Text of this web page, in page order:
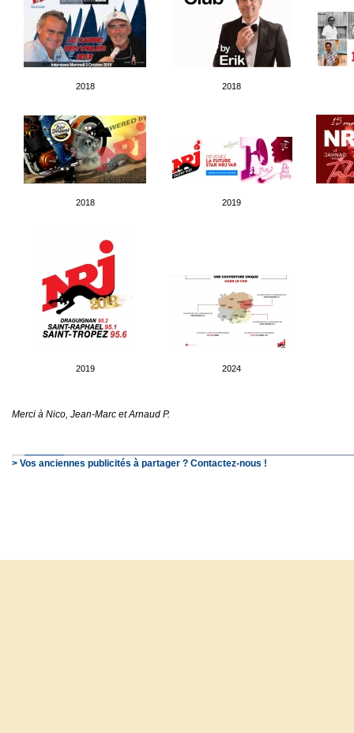
2018 2018
2018 2019
2019 2024
Merci à Nico, Jean-Marc et Arnaud P.
> Vos anciennes publicités à partager ? Contactez-nous !